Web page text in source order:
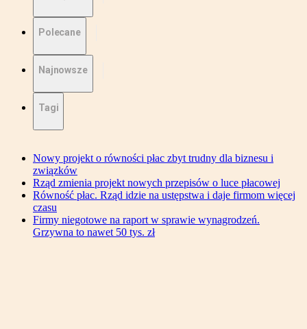
Polecane
Najnowsze
Tagi
Nowy projekt o równości płac zbyt trudny dla biznesu i
związków
Rząd zmienia projekt nowych przepisów o luce płacowej
Równość płac. Rząd idzie na ustępstwa i daje firmom więcej
czasu
Firmy niegotowe na raport w sprawie wynagrodzeń.
Grzywna to nawet 50 tys. zł